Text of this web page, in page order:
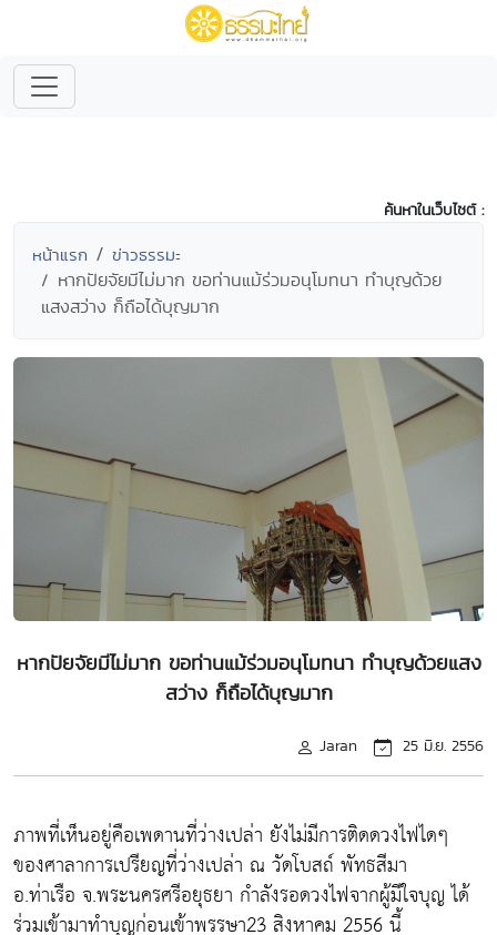
ค้นหาในเว็บไซต์ :
หน้าแรก ข่าวธรรมะ
หากปัยจัยมีไม่มาก ขอท่านแม้ร่วมอนุโมทนา ทำบุญด้วย
แสงสว่าง ก็ถือได้บุญมาก
หากปัยจัยมีไม่มาก ขอท่านแม้ร่วมอนุโมทนา ทำบุญด้วยแสง
สว่าง ก็ถือได้บุญมาก
Jaran 25 มิ.ย. 2556
ภาพที่เห็นอยู่คือเพดานที่ว่างเปล่า ยังไม่มีการติดดวงไฟไดๆ
ของศาลาการเปรียญที่ว่างเปล่า ณ วัดโบสถ์ พัทธสีมา
อ.ท่าเรือ จ.พระนครศรีอยุธยา กำลังรอดวงไฟจากผู้มีใจบุญ ได้
ร่วมเข้ามาทำบุญก่อนเข้าพรรษา23 สิงหาคม 2556 นี้